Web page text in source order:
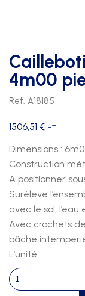
4m00
Ref. A18185
1506,51 € HT
Dimensions :
Construction
A positionner
Surélève
avec le sol,
Avec crochets
bâche
L’unité
quantité
de